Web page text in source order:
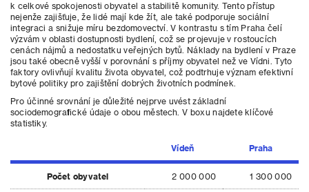
k celkové spokojenosti obyvatel a stabilitě komunity. Tento přístup
nejenže zajišťuje, že lidé mají kde žít, ale také podporuje sociální
integraci a snižuje míru bezdomovectví. V kontrastu s tím Praha čelí
výzvám v oblasti dostupnosti bydlení, což se projevuje v rostoucích
cenách nájmů a nedostatku veřejných bytů. Náklady na bydlení v Praze
jsou také obecně vyšší v porovnání s příjmy obyvatel než ve Vídni. Tyto
faktory ovlivňují kvalitu života obyvatel, což podtrhuje význam efektivní
bytové politiky pro zajištění dobrých životních podmínek.
Pro účinné srovnání je důležité nejprve uvést základní
sociodemografické údaje o obou městech. V boxu najdete klíčové
statistiky.
Vídeň Praha
Počet obyvatel 2 000 000 1 300 000